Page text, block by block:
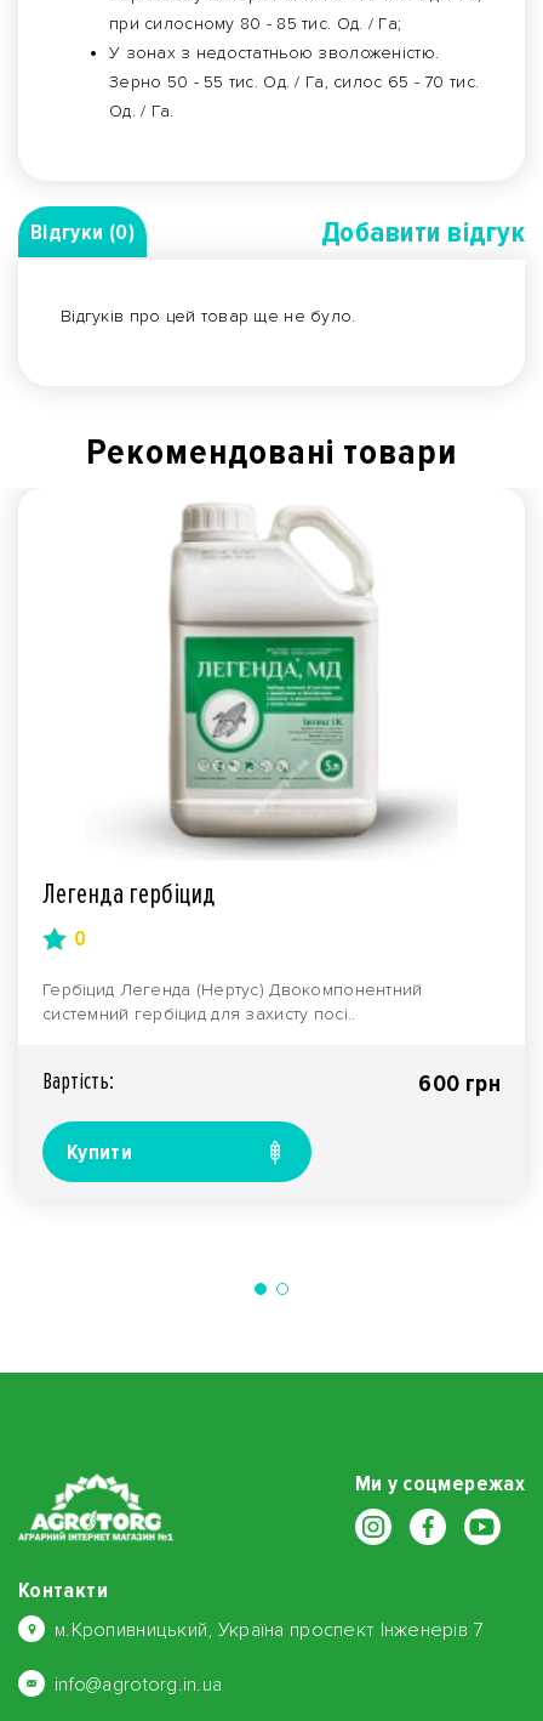
при силосному 80 - 85 тис. Од. / Га;
У зонах з недостатньою зволоженістю.
Зерно 50 - 55 тис. Од. / Га, силос 65 - 70 тис.
Од. / Га.
Відгуки (0) Добавити вiдгук
Відгуків про цей товар ще не було.
Рекомендованi товари
Легенда гербіцид
0
Гербіцид Легенда (Нертус) Двокомпонентний
системний гербіцид для захисту посі..
Вартiсть: 600 грн
Купити
Ми у соцмережах
Контакти
м.Кропивницький, Україна проспект Інженерів 7
info@agrotorg.in.ua